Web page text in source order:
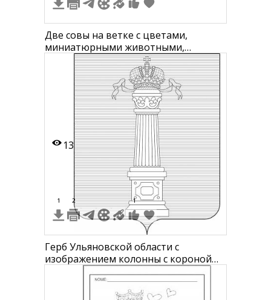
Две совы на ветке с цветами,
миниатюрными животными,
воздушными шарами и короной
13
1 2 1
Герб Ульяновской области с
изображением колонны с короной